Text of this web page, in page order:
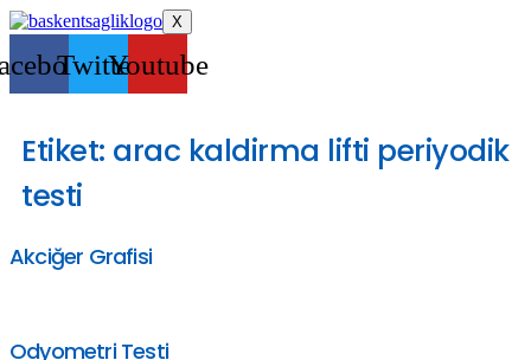
X
TwitterYoutube
Etiket: arac kaldirma lifti periyodik
testi
Akciğer Grafisi
Odyometri Testi